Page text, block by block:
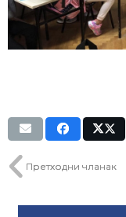
Претходни чланак